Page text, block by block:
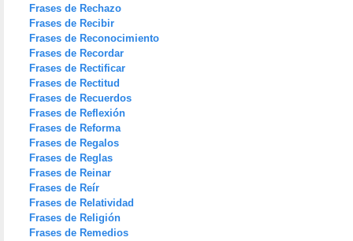
Frases de Rechazo
Frases de Recibir
Frases de Reconocimiento
Frases de Recordar
Frases de Rectificar
Frases de Rectitud
Frases de Recuerdos
Frases de Reflexión
Frases de Reforma
Frases de Regalos
Frases de Reglas
Frases de Reinar
Frases de Reír
Frases de Relatividad
Frases de Religión
Frases de Remedios